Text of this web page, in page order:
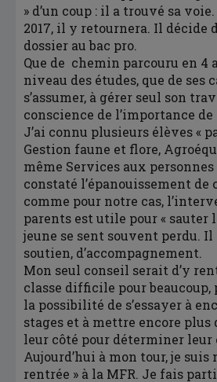
» d’un coup : il a trouvé sa voie.
2017, il y retournera. Il décide
dossier au bac pro.
Que de chemin parcouru en 4
niveau des études, que de ses
s’assumer, à gérer seul son
conscience de l’importance
J’ai connu plusieurs élèves «
Gestion faune et flore,
même Services aux
constaté l’épanouissement de
comme pour notre cas,
parents est utile pour « sauter
jeune se sent souvent perdu. Il
soutien, d’accompagnement.
Mon seul conseil serait d’y
classe difficile pour
la possibilité de s’essayer à
stages et à mettre encore plus
leur côté pour déterminer
Aujourd’hui à mon tour, je suis
rentrée » à la MFR. Je fais